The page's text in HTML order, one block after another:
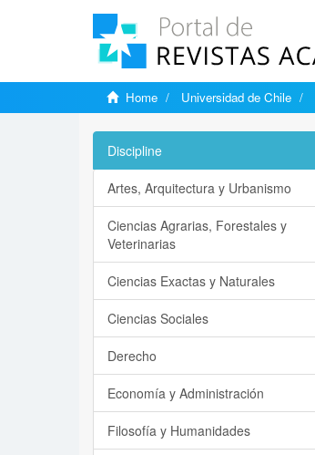
Home Universidad de Chile
Discipline
Artes, Arquitectura y Urbanismo
Ciencias Agrarias, Forestales y
Veterinarias
Ciencias Exactas y Naturales
Ciencias Sociales
Derecho
Economía y Administración
Filosofía y Humanidades